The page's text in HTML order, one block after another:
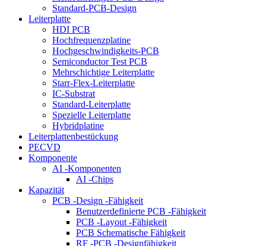
Standard-PCB-Design
Leiterplatte
HDI PCB
Hochfrequenzplatine
Hochgeschwindigkeits-PCB
Semiconductor Test PCB
Mehrschichtige Leiterplatte
Starr-Flex-Leiterplatte
IC-Substrat
Standard-Leiterplatte
Spezielle Leiterplatte
Hybridplatine
Leiterplattenbestückung
PECVD
Komponente
AI -Komponenten
AI -Chips
Kapazität
PCB -Design -Fähigkeit
Benutzerdefinierte PCB -Fähigkeit
PCB -Layout -Fähigkeit
PCB Schematische Fähigkeit
RF -PCB -Designfähigkeit